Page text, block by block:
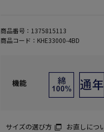
商品番号： 1375815113
商品コード： KHE33000-4BD
機能
サイズの選び方 お直しにつ